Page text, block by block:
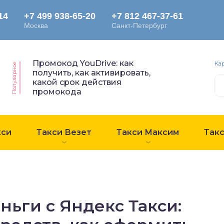
Популярное
Промокод YouDrive: как
получить, как активировать,
какой срок действия
промокода
Такси Везет Такси Максим
с Яндекс Такси: